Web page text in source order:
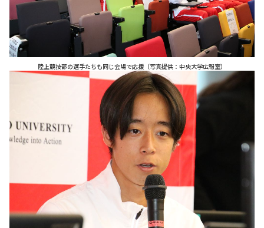
陸上競技部の選手たちも同じ会場で応援（写真提供：中央大学広報室）